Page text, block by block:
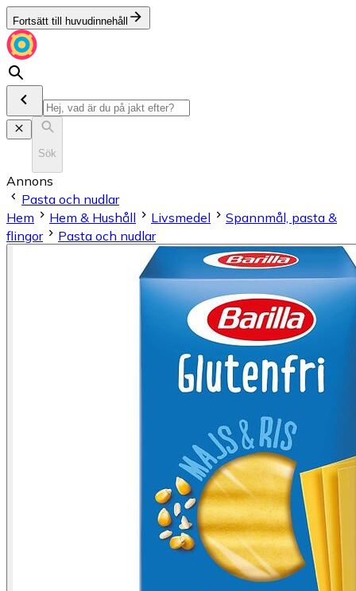
Fortsätt till huvudinnehåll
Sök
Annons
Pasta och nudlar
Hem
Hem & Hushåll Livsmedel
Spannmål, pasta &
flingor
Pasta och nudlar